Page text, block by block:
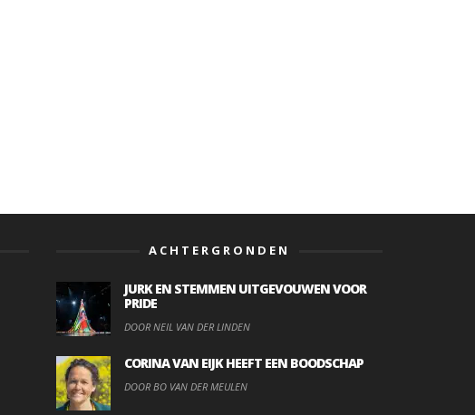
ACHTERGRONDEN
JURK EN STEMMEN UITGEVOUWEN VOOR
PRIDE
DOOR NEIL VAN DER LINDEN
CORINA VAN EIJK HEEFT EEN BOODSCHAP
DOOR BO VAN DER MEULEN